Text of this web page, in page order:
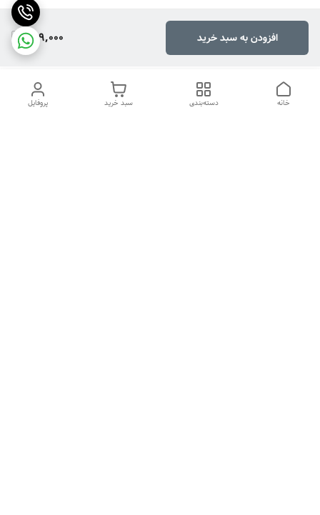
299,000 افزودن به سبد خرید
پروفایل سبد خرید دسته‌بندی خانه